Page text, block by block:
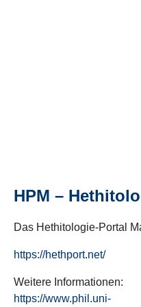
HPM –
Das Hethitologie-Portal
https://hethport.net/
Weitere Informationen:
https://www.phil.uni-